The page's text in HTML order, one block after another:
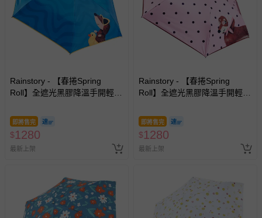
已出貨通知之訊息為主。
如您收到商品，請依正常流程檢查是否完好，若商品遇瑕疵
情形，您可申請更換新品或退貨，請見：
退貨的辦理流程。
若您對於會員帳號、商品訂購與資訊、購物流程、付款方
問，你可詳見：媽咪愛客服中心。
預購商品：預購為海外同步代購，遇缺貨即會通知媽咪並協
商品如因「價格、組合」等錯誤原因，導致無法安排出貨，
會主動以簡訊及mail通知訂單取消事宜，並將提供適當補
償。
Rainstory - 【春捲Spring
Roll】全遮光黑膠降溫手開輕細
即將售完
$1280
最新上架
Rainstory - 【春捲Spring
Roll】全遮光黑膠降溫手開輕細
即將售完
$1280
最新上架